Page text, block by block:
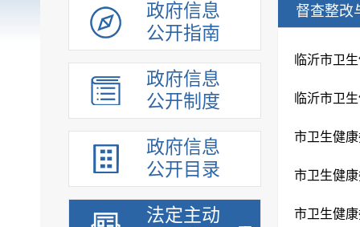
政府信息
公开指南
政府信息
公开制度
政府信息
公开目录
法定主动
督查整改
临沂市卫
临沂市卫
市卫生健
市卫生健
市卫生健